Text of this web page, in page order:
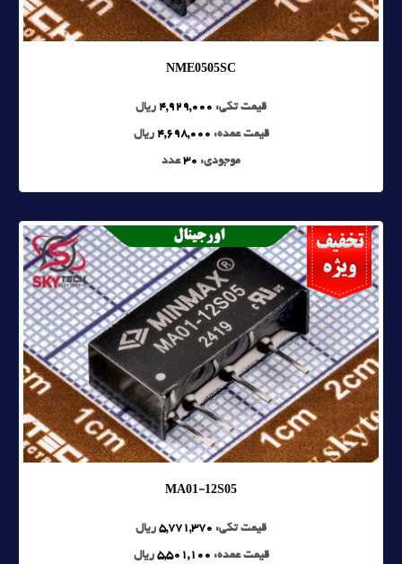
NME0505SC
قیمت تکی: 4,929,000 ریال
قیمت عمده: 4,698,000 ریال
موجودی: 30عدد
MA01-12S05
قیمت تکی: 5,771,370 ریال
قیمت عمده: 5,501,100 ریال